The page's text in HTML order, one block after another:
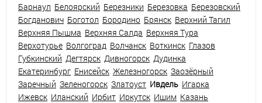
Барнаул Белоярский Березники Березовка Березовский
Богданович Боготол Бородино Брянск Верхний Тагил
Верхняя Пышма Верхняя Салда Верхняя Тура
Верхотурье Волгоград Волчанск Воткинск Глазов
Губкинский Дегтярск Дивногорск Дудинка
Екатеринбург Енисейск Железногорск Заозёрный
Заречный Зеленогорск Златоуст Ивдель Игарка
Ижевск Иланский Ирбит Иркутск Ишим Казань